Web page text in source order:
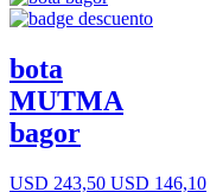
bota
MUTMA
bagor
USD 243,50 USD 146,10